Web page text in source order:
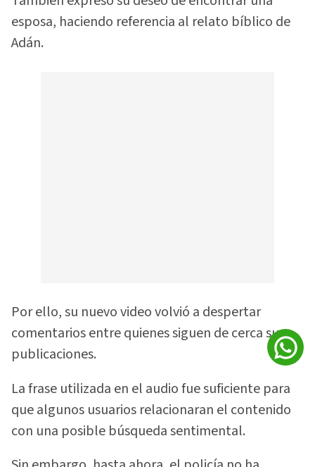
esposa, haciendo referencia al relato bíblico de
Adán.
Por ello, su nuevo video volvió a despertar
comentarios entre quienes siguen de cerca sus
publicaciones.
La frase utilizada en el audio fue suficiente para
que algunos usuarios relacionaran el contenido
con una posible búsqueda sentimental.